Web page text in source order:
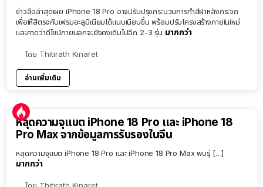
ข่าวลือล่าสุดเผย iPhone 18 Pro อาจปรับปรุงกระบวนการทำสีฝาหลังกระจก
เพื่อให้สีตรงกับเฟรมอะลูมิเนียมได้แนบเนียนขึ้น พร้อมปรับโครงสร้างภายในใหม่
และคาดว่าดีไซน์ภายนอกจะยังคงเดิมไปอีก 2-3 รุ่น มากกว่า
โดย Thitirath Kinaret
อ่านเพิ่มเติม
หลุดความจุแบต iPhone 18 Pro และ iPhone 18
Pro Max จากข้อมูลการรับรองในจีน
หลุดความจุแบต iPhone 18 Pro และ iPhone 18 Pro Max พบรุ่ […]
มากกว่า
โดย Thitirath Kinaret